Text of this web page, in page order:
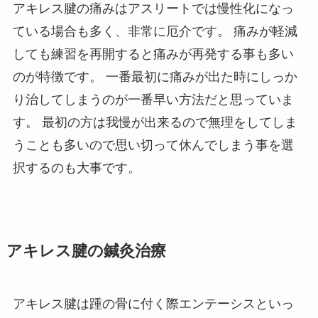
アキレス腱の痛みはアスリートでは慢性化になっ
ている場合も多く、非常に厄介です。 痛みが軽減
しても練習を再開すると痛みが再発する事も多い
のが特徴です。 一番最初に痛みが出た時にしっか
り治してしまうのが一番早い方法だと思っていま
す。 最初の方は我慢が出来るので無理をしてしま
うことも多いので思い切って休んでしまう事を選
択するのも大事です。
アキレス腱の鍼灸治療
アキレス腱は踵の骨に付く際エンテーシスといっ